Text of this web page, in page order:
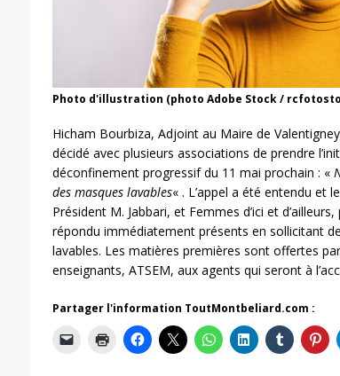
Photo d'illustration (photo Adobe Stock /
Hicham Bourbiza, Adjoint au Maire de
décidé avec plusieurs associations de prendre
déconfinement progressif du 11 mai prochain : «
des masques lavables« . L’appel a été entendu et
Président M. Jabbari, et Femmes d’ici et
répondu immédiatement présents en sollicitant
lavables. Les matières premières sont offertes
enseignants, ATSEM, aux agents qui seront à
Partager l'information ToutMontbeliard.com :